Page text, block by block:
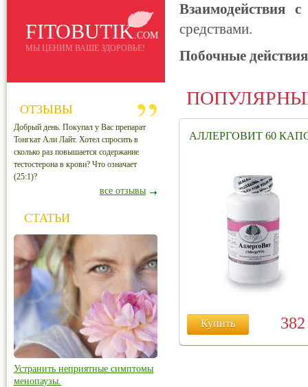
Взаимодействия
средствами.
Побочные
АЛЛЕРГОВИТ 60
Купить
FITOBUTIK.COM
МЫ ЦЕНИМ ВАШЕ ЗДОРОВЬЕ!
ОТЗЫВЫ
Добрый день. Покупал у Вас препарат
Тонгкат Али Лайт. Хотел спросить в
сколько раз повышается содержание
тестостерона в крови? Что означает
(25:1)?
все отзывы
СТАТЬИ
Устранить неприятные симптомы
менопаузы.